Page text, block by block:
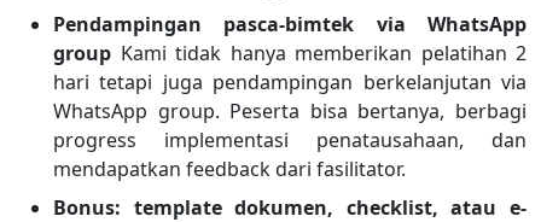
Pendampingan pasca-bimtek via WhatsApp
group Kami tidak hanya memberikan pelatihan 2
hari tetapi juga pendampingan berkelanjutan via
WhatsApp group. Peserta bisa bertanya, berbagi
progress implementasi penatausahaan, dan
mendapatkan feedback dari fasilitator.
Bonus: template dokumen, checklist, atau e-